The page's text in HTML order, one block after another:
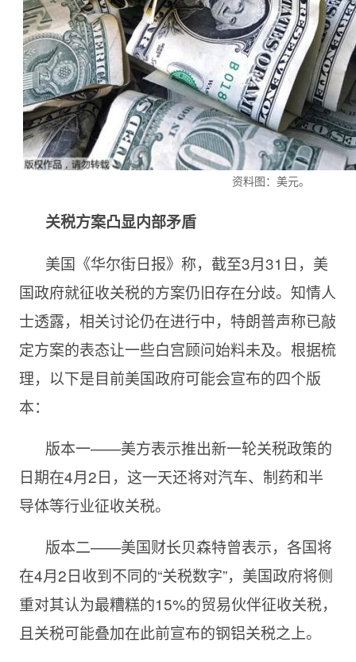
资料图：美元。
关税方案凸显内部矛盾
美国《华尔街日报》称，截至3月31日，美
国政府就征收关税的方案仍旧存在分歧。知情人
士透露，相关讨论仍在进行中，特朗普声称已敲
定方案的表态让一些白宫顾问始料未及。根据梳
理，以下是目前美国政府可能会宣布的四个版
本：
版本一——美方表示推出新一轮关税政策的
日期在4月2日，这一天还将对汽车、制药和半
导体等行业征收关税。
版本二——美国财长贝森特曾表示，各国将
在4月2日收到不同的“关税数字”，美国政府将侧
重对其认为最糟糕的15%的贸易伙伴征收关税，
且关税可能叠加在此前宣布的钢铝关税之上。